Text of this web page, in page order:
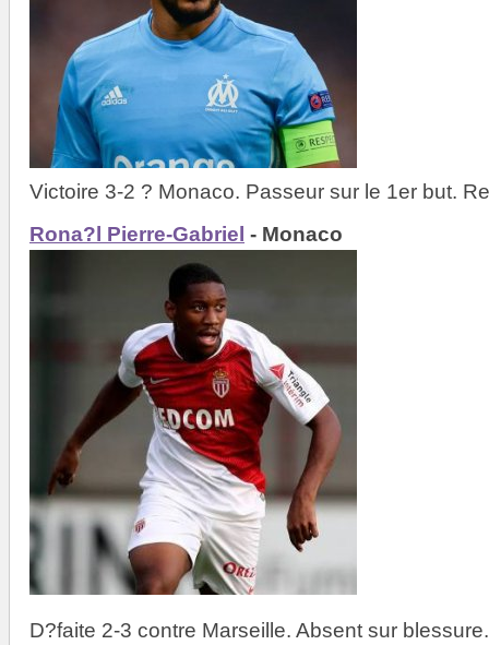
Victoire 3-2 ? Monaco. Passeur sur le 1er but.
Rona?l Pierre-Gabriel - Monaco
D?faite 2-3 contre Marseille. Absent sur blessure.